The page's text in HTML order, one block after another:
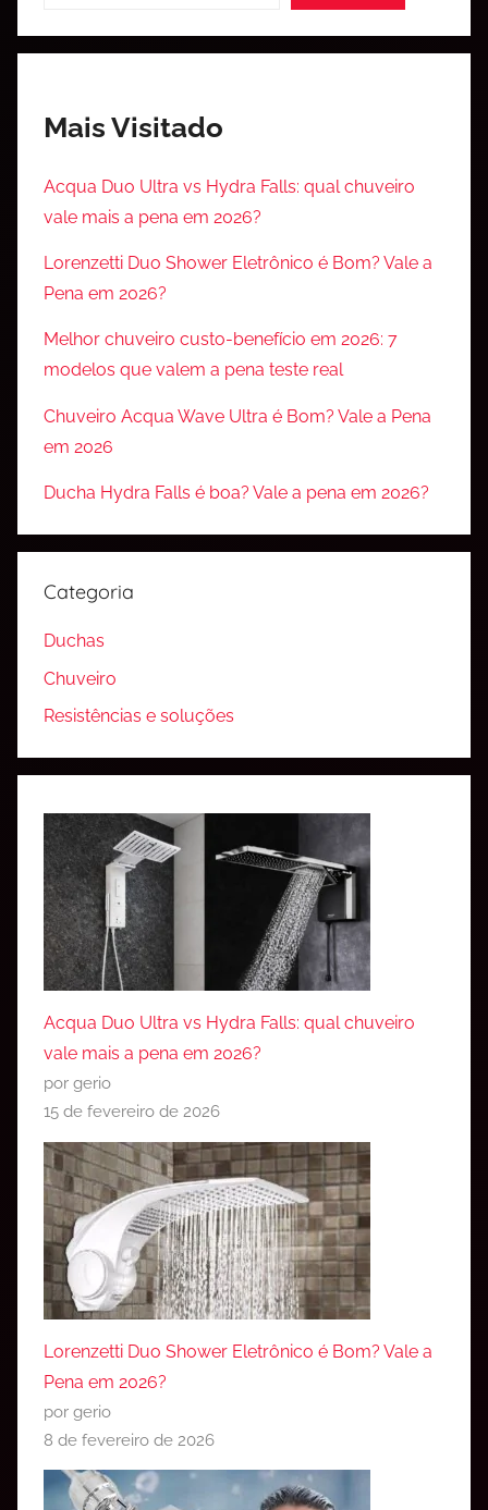
Mais Visitado
Acqua Duo Ultra vs Hydra Falls: qual chuveiro
vale mais a pena em 2026?
Lorenzetti Duo Shower Eletrônico é Bom? Vale a
Pena em 2026?
Melhor chuveiro custo-benefício em 2026: 7
modelos que valem a pena teste real
Chuveiro Acqua Wave Ultra é Bom? Vale a Pena
em 2026
Ducha Hydra Falls é boa? Vale a pena em 2026?
Categoria
Duchas
Chuveiro
Resistências e soluções
Acqua Duo Ultra vs Hydra Falls: qual chuveiro
vale mais a pena em 2026?
por gerio
15 de fevereiro de 2026
Lorenzetti Duo Shower Eletrônico é Bom? Vale a
Pena em 2026?
por gerio
8 de fevereiro de 2026